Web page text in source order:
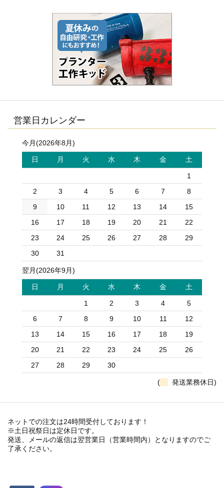
営業日カレンダー
今月(2026年8月)
日 月 火 水 木 金 土
1
2
3 4 5 6 7
8
9
10 11 12 13 14
15
16
17 18 19 20 21
22
23
24 25 26 27 28
29
30
31
翌月(2026年9月)
日 月 火 水 木 金 土
1 2 3 4
5
6
7 8 9 10 11
12
13
14 15 16 17 18
19
20
21 22 23 24 25
26
27
28 29 30
( 発送業務休日)
ネットでの注文は24時間受付しております！
※土日祝祭日は定休日です。
発送、メールの返信は翌営業日（営業時間内）となりますのでご
了承ください。